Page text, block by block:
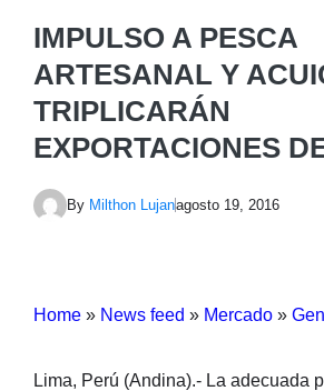
IMPULSO A PESCA
ARTESANAL Y
TRIPLICARÁN
EXPORTACIONES
By Milthon Lujanagosto 19, 2016
Home » News feed » Mercado »
Lima, Perú (Andina).- La adecuada